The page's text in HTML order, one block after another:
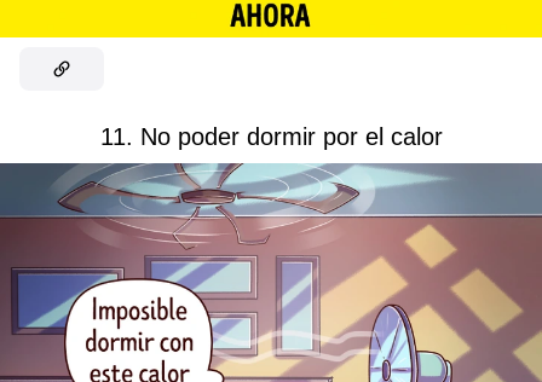
11. No poder dormir por el calor